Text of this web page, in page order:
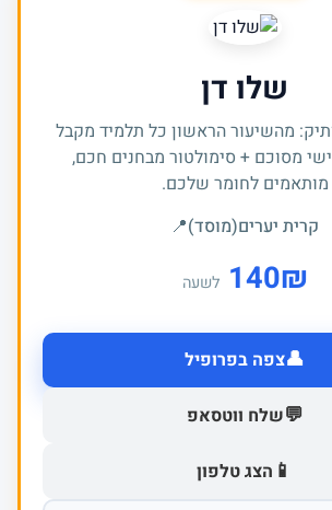
שלו דן
מהשיעור הראשון כל תלמיד מקבל
מסוכם + סימולטור מבחנים חכם,
מותאמים לחומר שלכם.
קרית יערים(מוסד)📍
₪
140 לשעה
👤צפה בפרופיל
💬שלח ווטסאפ
📱 הצג טלפון